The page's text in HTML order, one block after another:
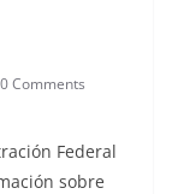
0 Comments
Federal
sobre